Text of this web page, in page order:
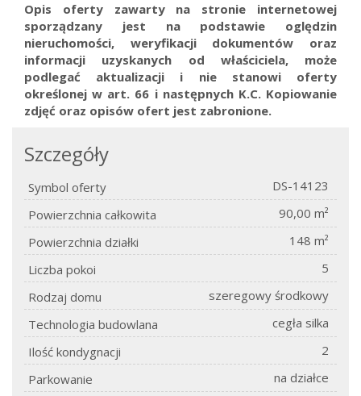
Opis oferty zawarty na stronie internetowej
sporządzany jest na podstawie oględzin
nieruchomości, weryfikacji dokumentów oraz
informacji uzyskanych od właściciela, może
podlegać aktualizacji i nie stanowi oferty
określonej w art. 66 i następnych K.C. Kopiowanie
zdjęć oraz opisów ofert jest zabronione.
Szczegóły
Symbol oferty
DS-14123
Powierzchnia całkowita
90,00 m²
Powierzchnia działki
148 m²
Liczba pokoi
5
Rodzaj domu
szeregowy środkowy
Technologia budowlana
cegła silka
Ilość kondygnacji
2
Parkowanie
na działce